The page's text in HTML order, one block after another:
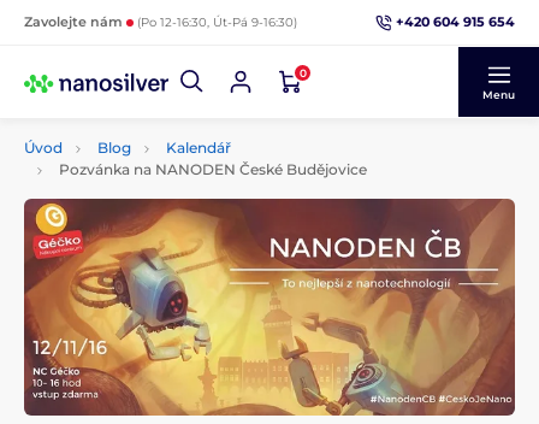
Zavolejte nám (Po 12-16:30, Út-Pá 9-16:30) +420 604 915 654
0
Menu
Úvod Blog
Kalendář
Pozvánka na NANODEN České Budějovice